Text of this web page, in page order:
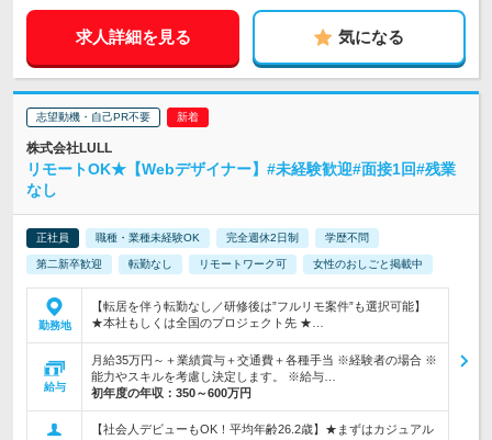
求人詳細を見る 気になる
志望動機・自己PR不要
株式会社LULL
リモートOK★【Webデザイナー】#未経験歓迎#面接1回#残業
なし
正社員 職種・業種未経験OK 完全週休2日制 学歴不問
第二新卒歓迎 転勤なし リモートワーク可 女性のおしごと掲載中
勤務地
【転居を伴う転勤なし／研修後は”フルリモ案件”も選択可能】
★本社もしくは全国のプロジェクト先 ★…
給与
月給35万円～＋業績賞与＋交通費＋各種手当 ※経験者の場合 ※
能力やスキルを考慮し決定します。 ※給与…
初年度の年収： 350～600万円
【社会人デビューもOK！平均年齢26.2歳】★まずはカジュアル